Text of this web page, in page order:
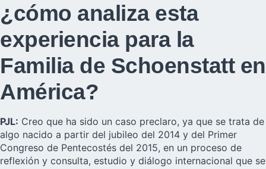
¿cómo analiza esta
experiencia para la
Familia de Schoenstatt en
América?
PJL: Creo que ha sido un caso preclaro, ya que se trata de
algo nacido a partir del jubileo del 2014 y del Primer
Congreso de Pentecostés del 2015, en un proceso de
reflexión y consulta, estudio y diálogo internacional que se